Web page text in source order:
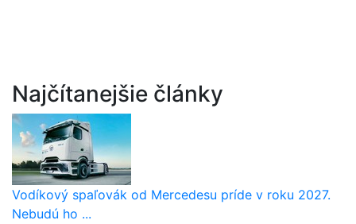
Najčítanejšie články
Vodíkový spaľovák od Mercedesu príde v roku 2027.
Nebudú ho ...